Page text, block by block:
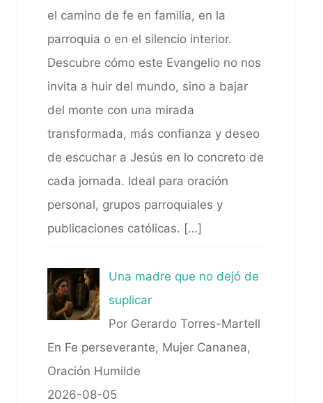
el camino de fe en familia, en la
parroquia o en el silencio interior.
Descubre cómo este Evangelio no nos
invita a huir del mundo, sino a bajar
del monte con una mirada
transformada, más confianza y deseo
de escuchar a Jesús en lo concreto de
cada jornada. Ideal para oración
personal, grupos parroquiales y
publicaciones católicas. […]
Una madre que no dejó de
suplicar
Por Gerardo Torres-Martell
En Fe perseverante, Mujer Cananea,
Oración Humilde
2026-08-05